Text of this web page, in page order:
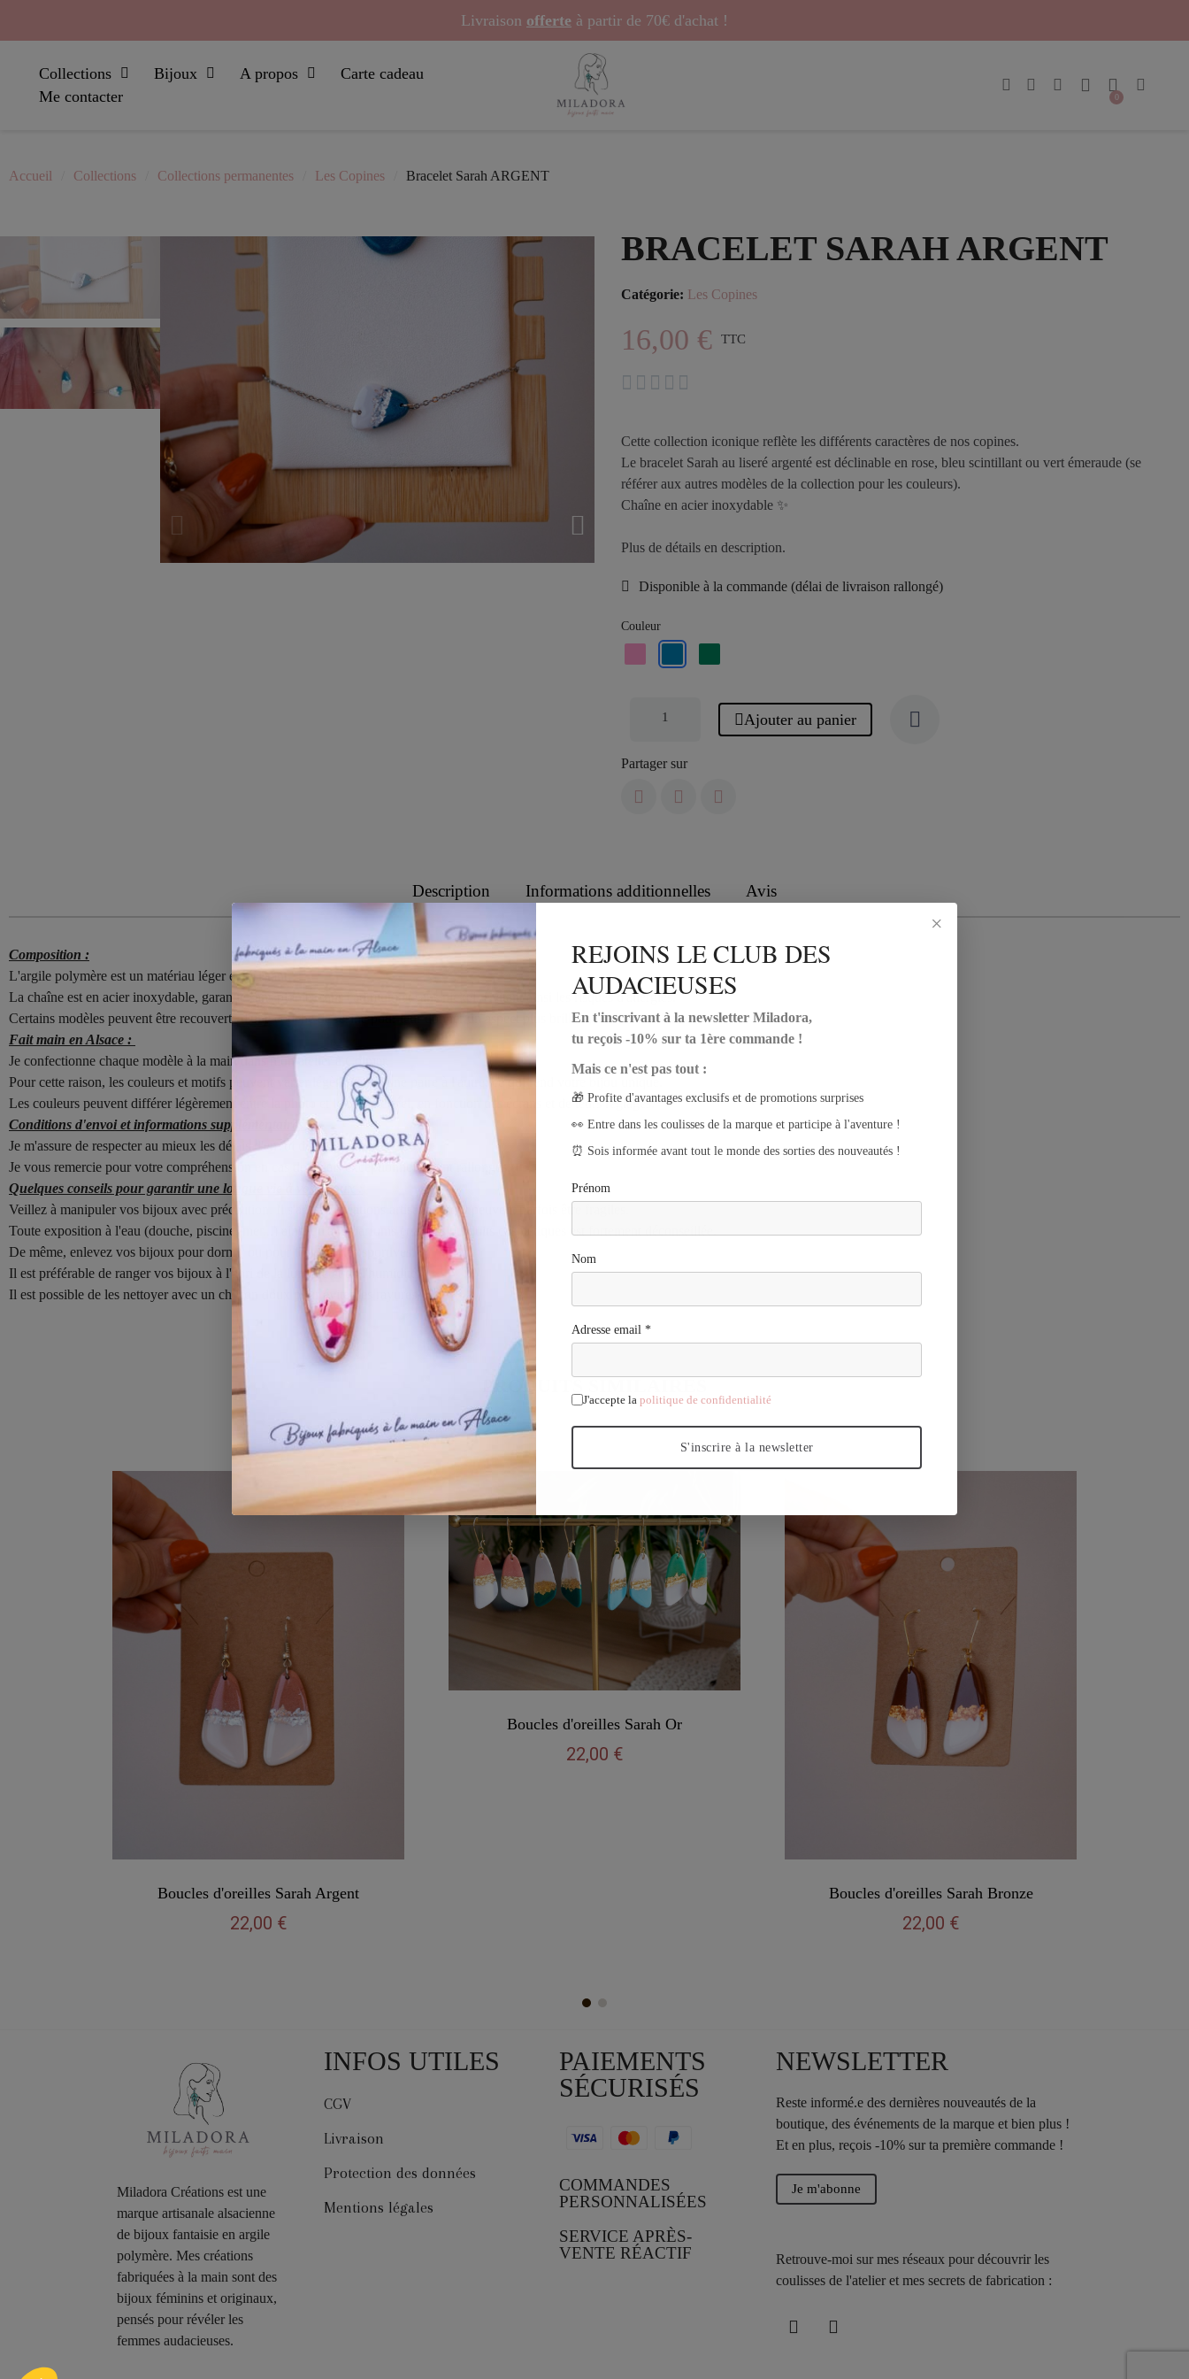
Livraison offerte à partir de 70€ d'achat !
Collections Bijoux A propos
Carte cadeau
Me contacter
Accueil Collections Collections permanentes Les Copines Bracelet Sarah ARGENT
BRACELET SARAH ARGENT
Catégorie Les Copines
16,00 € TTC
    
Cette collection iconique reflète les différents caractères de nos copines.
Le bracelet Sarah au liseré argenté est déclinable en rose, bleu scintillant ou vert émeraude (se
référer aux autres modèles de la collection pour les couleurs).
Chaîne en acier inoxydable ✨
Plus de détails en description.
Disponible à la commande (délai de livraison rallongé)
Couleur
Ajouter au panier
Partager sur
Description Informations additionnelles Avis
Composition :
L'argile polymère est un matériau léger et résistant.
La chaîne est en acier inoxydable, garantie sans plomb, sans cadmium et sans nickel. Évitant ainsi les risques d'allergies.
Certains modèles peuvent être recouverts d'une couche de résine pour leur donner un aspect plus brillant, bombé et robuste.
Fait main en Alsace :
Je confectionne chaque modèle à la main dans mon atelier à Colmar.
Pour cette raison, les couleurs et motifs peuvent varier légèrement d'une paire à l'autre, ce qui rend votre bijou unique.
Les couleurs peuvent différer légèrement entre la photo et le modèle réel, en fonction des écrans et de leurs réglages.
Conditions d'envoi et informations supplémentaires :
Je m'assure de respecter au mieux les délais d'envoi des commandes.
Je vous remercie pour votre compréhension en cas de délais exceptionnellement rallongés.
Quelques conseils pour garantir une longue vie à vos bijoux :
Veillez à manipuler vos bijoux avec précaution. Il s'agit de créations artisanales qui peuvent parfois être fragiles.
Toute exposition à l'eau (douche, piscine, mer...) ainsi qu'aux parfums et autres produits cosmétiques est fortement déconseillée.
De même, enlevez vos bijoux pour dormir ou pour les activités sportives.
Il est préférable de ranger vos bijoux à l'abri de la lumière et de l'humidité.
Il est possible de les nettoyer avec un chiffon doux pour éviter les rayures.
PRODUITS SIMILAIRES
Boucles d'oreilles Sarah Argent
22,00 €
Boucles d'oreilles Sarah Or
22,00 €
Boucles d'oreilles Sarah Bronze
22,00 €
Miladora Créations est une
marque artisanale alsacienne
de bijoux fantaisie en argile
polymère. Mes créations
fabriquées à la main sont des
bijoux féminins et originaux,
pensés pour révéler les
femmes audacieuses.
INFOS UTILES
CGV
Livraison
Protection des données
Mentions légales
PAIEMENTS
SÉCURISÉS
COMMANDES
PERSONNALISÉES
SERVICE APRÈS-
VENTE RÉACTIF
NEWSLETTER
Reste informé.e des dernières nouveautés de la
boutique, des événements de la marque et bien plus !
Et en plus, reçois -10% sur ta première commande !
Je m'abonne
Retrouve-moi sur mes réseaux pour découvrir les
coulisses de l'atelier et mes secrets de fabrication :
×
REJOINS LE CLUB DES
AUDACIEUSES
En t'inscrivant à la newsletter Miladora,
tu reçois -10% sur ta 1ère commande !
Mais ce n'est pas tout :
🎁 Profite d'avantages exclusifs et de promotions surprises
👀 Entre dans les coulisses de la marque et participe à l'aventure !
⏰ Sois informée avant tout le monde des sorties des nouveautés !
Prénom
Nom
Adresse email *
J'accepte lapolitique de confidentialité
S'inscrire à la newsletter